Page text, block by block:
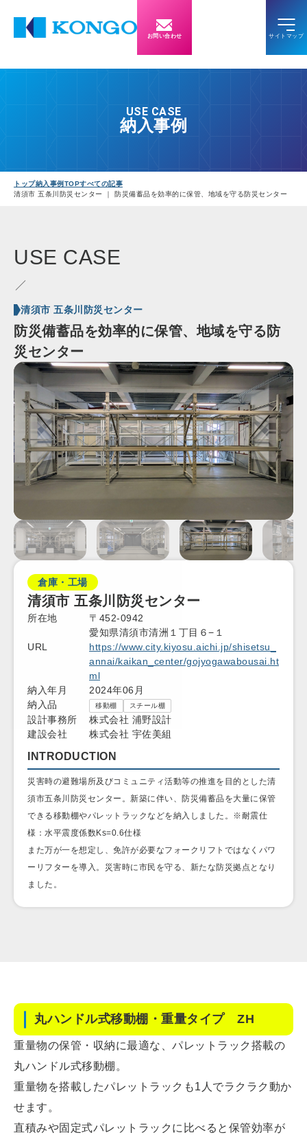
お問い合わせ
USE CASE
納入事例
トップ納入事例TOPすべての記事
清須市 五条川防災センター ｜ 防災備蓄品を効率的に保管、地域を守る防災センター
USE CASE
清須市 五条川防災センター
防災備蓄品を効率的に保管、地域を守る防
災センター
倉庫・工場
清須市 五条川防災センター
所在地
〒452-0942
愛知県清須市清洲１丁目６−１
URL
https://www.city.kiyosu.aichi.jp/shisetsu_
annai/kaikan_center/gojyogawabousai.ht
ml
納入年月
2024年06月
納入品
移動棚 スチール棚
設計事務所
株式会社 浦野設計
建設会社
株式会社 宇佐美組
INTRODUCTION
災害時の避難場所及びコミュニティ活動等の推進を目的とした清
須市五条川防災センター。新築に伴い、防災備蓄品を大量に保管
できる移動棚やパレットラックなどを納入しました。※耐震仕
様：水平震度係数Ks=0.6仕様
また万が一を想定し、免許が必要なフォークリフトではなくパワ
ーリフターを導入。災害時に市民を守る、新たな防災拠点となり
ました。
丸ハンドル式移動棚・重量タイプ ZH
重量物の保管・収納に最適な、パレットラック搭載の
丸ハンドル式移動棚。
重量物を搭載したパレットラックも1人でラクラク動か
せます。
直積みや固定式パレットラックに比べると保管効率が